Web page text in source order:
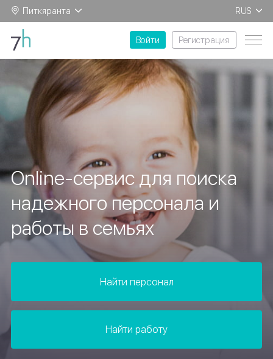
Питкяранта
RUS
EN
Войти
Регистрация
Online-сервис для поиска
надежного персонала и
работы в семьях
Найти персонал
Найти работу